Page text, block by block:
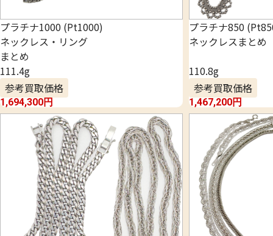
プラチナ1000 (Pt1000)
ネックレス・リング
まとめ
111.4g
参考買取価格
1,694,300円
プラチナ850
ネックレスまとめ
110.8g
参考買取価格
1,467,200円